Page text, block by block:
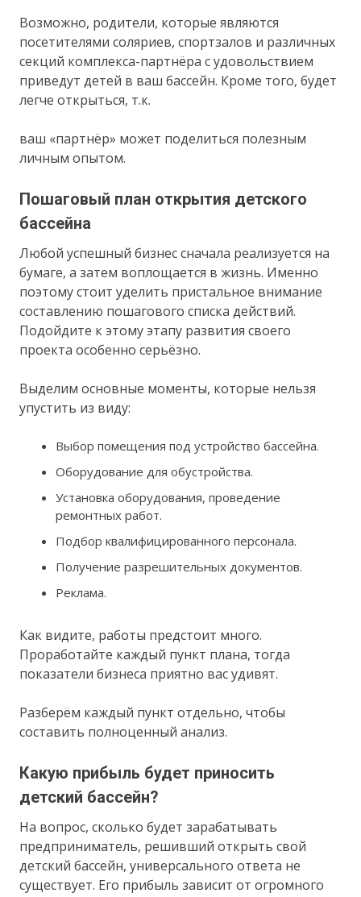
Возможно, родители, которые являются
посетителями соляриев, спортзалов и различных
секций комплекса-партнёра с удовольствием
приведут детей в ваш бассейн. Кроме того, будет
легче открыться, т.к.
ваш «партнёр» может поделиться полезным
личным опытом.
Пошаговый план открытия детского
бассейна
Любой успешный бизнес сначала реализуется на
бумаге, а затем воплощается в жизнь. Именно
поэтому стоит уделить пристальное внимание
составлению пошагового списка действий.
Подойдите к этому этапу развития своего
проекта особенно серьёзно.
Выделим основные моменты, которые нельзя
упустить из виду:
Выбор помещения под устройство бассейна.
Оборудование для обустройства.
Установка оборудования, проведение
ремонтных работ.
Подбор квалифицированного персонала.
Получение разрешительных документов.
Реклама.
Как видите, работы предстоит много.
Проработайте каждый пункт плана, тогда
показатели бизнеса приятно вас удивят.
Разберём каждый пункт отдельно, чтобы
составить полноценный анализ.
Какую прибыль будет приносить
детский бассейн?
На вопрос, сколько будет зарабатывать
предприниматель, решивший открыть свой
детский бассейн, универсального ответа не
существует. Его прибыль зависит от огромного